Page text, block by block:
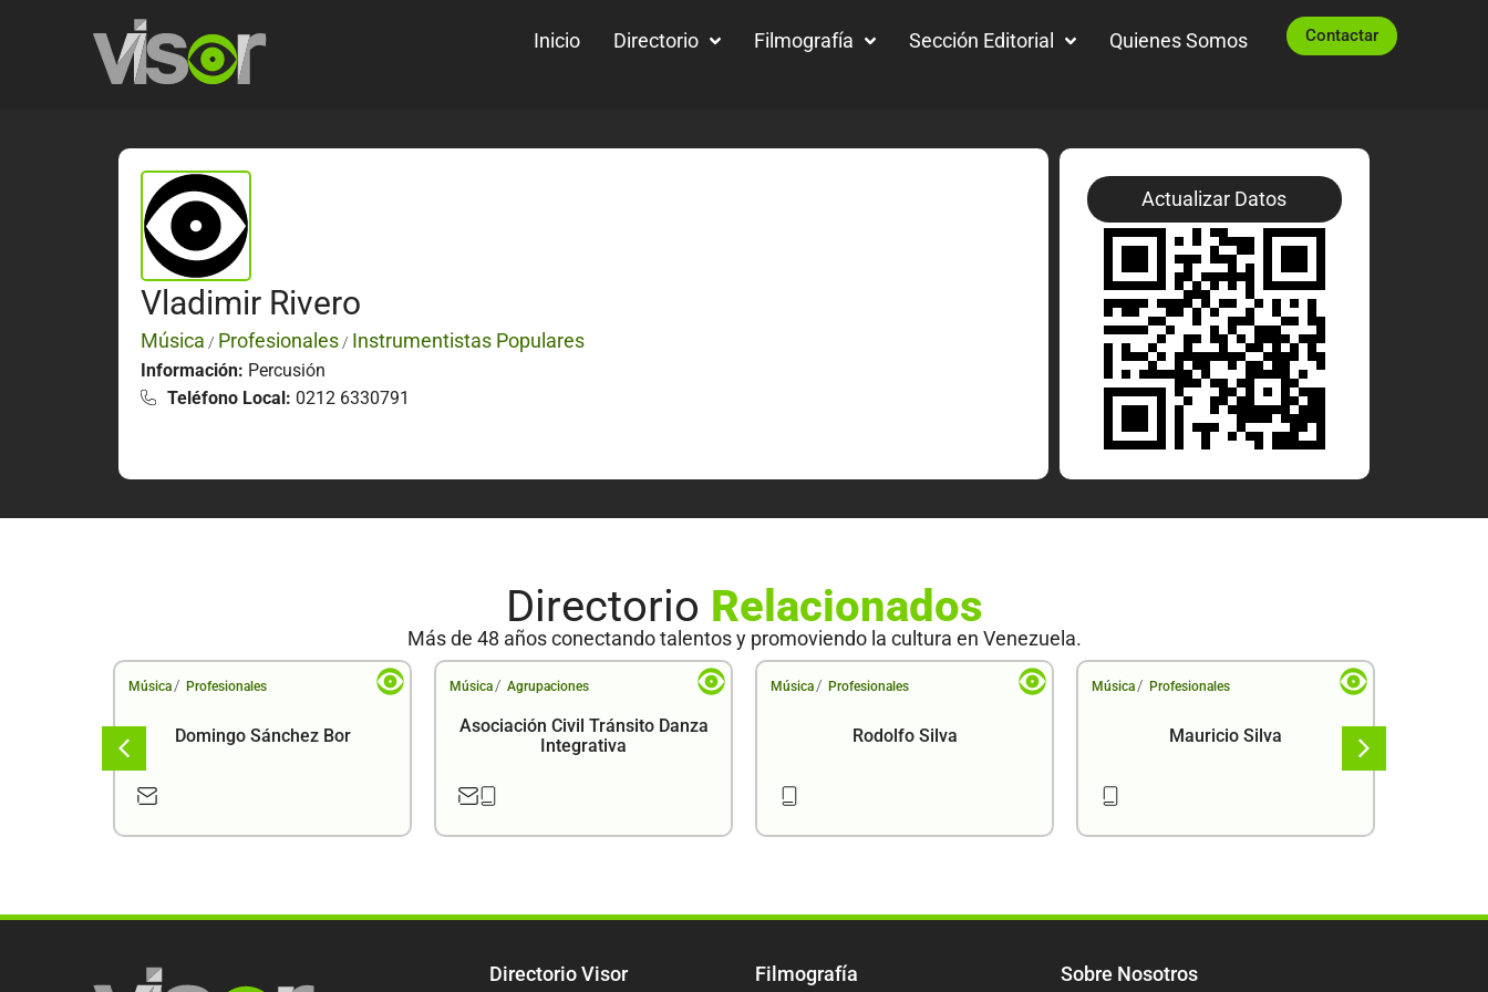
Inicio Directorio Filmografía Sección Editorial Quienes Somos Contactar
Vladimir Rivero
Música / Profesionales / Instrumentistas Populares
Información: Percusión
Teléfono Local: 0212 6330791
Actualizar Datos
Directorio Relacionados
Más de 48 años conectando talentos y promoviendo la cultura en Venezuela.
Música / Profesionales
Domingo Sánchez Bor
Música / Agrupaciones
Asociación Civil Tránsito Danza
Integrativa
Música / Profesionales
Rodolfo Silva
Música / Profesionales
Mauricio Silva
Directorio Visor Filmografía Sobre Nosotros